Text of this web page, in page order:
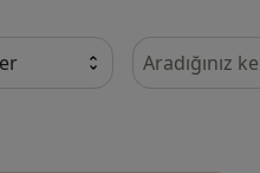
Görüşler